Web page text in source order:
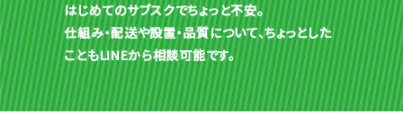
はじめてのサブスクでちょっと不安。
仕組み・配送や設置・品質について、ちょっとした
こともLINEから相談可能です。